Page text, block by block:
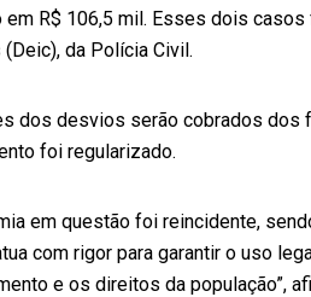
em R$ 106,5 mil. Esses dois
(Deic), da Polícia Civil.
dos desvios serão cobrados dos
foi regularizado.
em questão foi reincidente,
com rigor para garantir o uso
e os direitos da população”,